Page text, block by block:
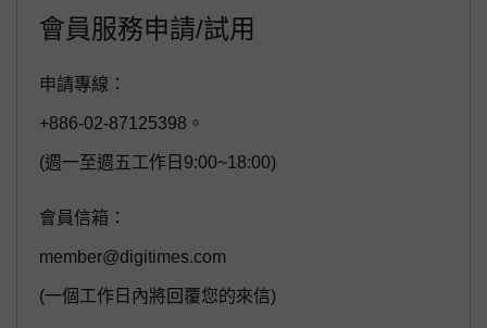
會員服務申請/試用
申請專線：
+886-02-87125398。
(週一至週五工作日9:00~18:00)
會員信箱：
member@digitimes.com
(一個工作日內將回覆您的來信)